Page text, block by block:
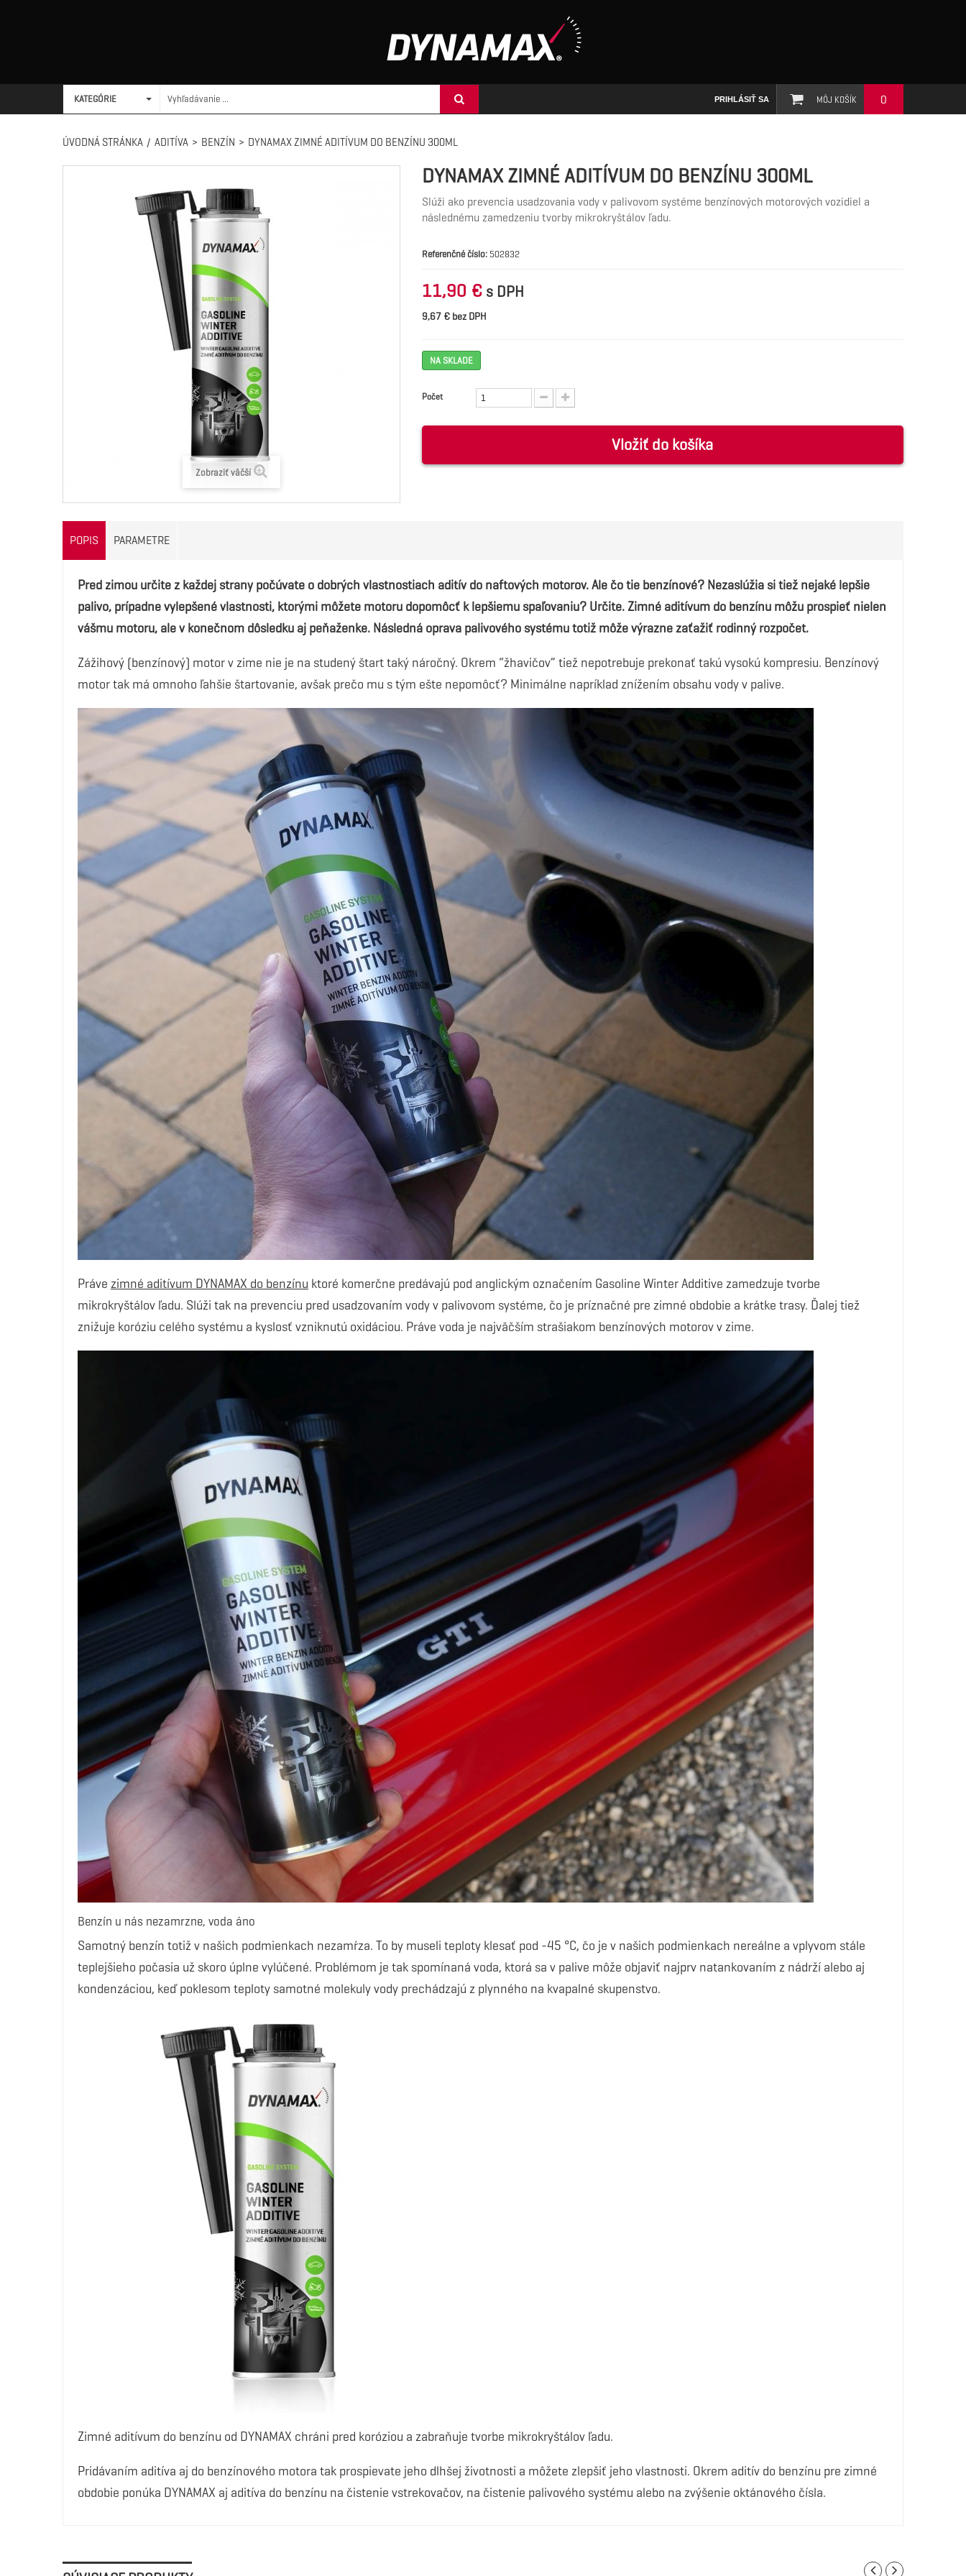
MÔJ KOŠÍK 0
PRIHLÁSIŤ SA
KATEGÓRIE
ÚVODNÁ STRÁNKA / ADITÍVA > BENZÍN > DYNAMAX ZIMNÉ ADITÍVUM DO BENZÍNU 300ML
Zobraziť väčší
DYNAMAX ZIMNÉ ADITÍVUM DO BENZÍNU 300ML
Slúži ako prevencia usadzovania vody v palivovom systéme benzínových motorových vozidiel a
následnému zamedzeniu tvorby mikrokryštálov ľadu.
Referenčné číslo: 502832
11,90 € s DPH
9,67 € bez DPH
NA SKLADE
Počet
Vložiť do košíka
POPIS PARAMETRE
Pred zimou určite z každej strany počúvate o dobrých vlastnostiach aditív do naftových motorov. Ale čo tie benzínové? Nezaslúžia si tiež nejaké lepšie
palivo, prípadne vylepšené vlastnosti, ktorými môžete motoru dopomôcť k lepšiemu spaľovaniu? Určite. Zimné aditívum do benzínu môžu prospieť nielen
vášmu motoru, ale v konečnom dôsledku aj peňaženke. Následná oprava palivového systému totiž môže výrazne zaťažiť rodinný rozpočet.
Zážihový (benzínový) motor v zime nie je na studený štart taký náročný. Okrem “žhavičov” tiež nepotrebuje prekonať takú vysokú kompresiu. Benzínový
motor tak má omnoho ľahšie štartovanie, avšak prečo mu s tým ešte nepomôcť? Minimálne napríklad znížením obsahu vody v palive.
Práve zimné aditívum DYNAMAX do benzínu ktoré komerčne predávajú pod anglickým označením Gasoline Winter Additive zamedzuje tvorbe
mikrokryštálov ľadu. Slúži tak na prevenciu pred usadzovaním vody v palivovom systéme, čo je príznačné pre zimné obdobie a krátke trasy. Ďalej tiež
znižuje koróziu celého systému a kyslosť vzniknutú oxidáciou. Práve voda je najväčším strašiakom benzínových motorov v zime.
Benzín u nás nezamrzne, voda áno
Samotný benzín totiž v našich podmienkach nezamŕza. To by museli teploty klesať pod -45 °C, čo je v našich podmienkach nereálne a vplyvom stále
teplejšieho počasia už skoro úplne vylúčené. Problémom je tak spomínaná voda, ktorá sa v palive môže objaviť najprv natankovaním z nádrží alebo aj
kondenzáciou, keď poklesom teploty samotné molekuly vody prechádzajú z plynného na kvapalné skupenstvo.
Zimné aditívum do benzínu od DYNAMAX chráni pred koróziou a zabraňuje tvorbe mikrokryštálov ľadu.
Pridávaním aditíva aj do benzínového motora tak prospievate jeho dlhšej životnosti a môžete zlepšiť jeho vlastnosti. Okrem aditív do benzínu pre zimné
obdobie ponúka DYNAMAX aj aditíva do benzínu na čistenie vstrekovačov, na čistenie palivového systému alebo na zvýšenie oktánového čísla.